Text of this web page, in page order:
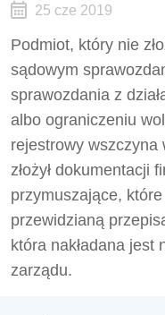
25 cze 2019
Podmiot, który nie
sądowym
sprawozdania z
albo ograniczeniu
rejestrowy wszczyna
złożył dokumentacji
przymuszające,
przewidzianą
która nakładana jest
zarządu.